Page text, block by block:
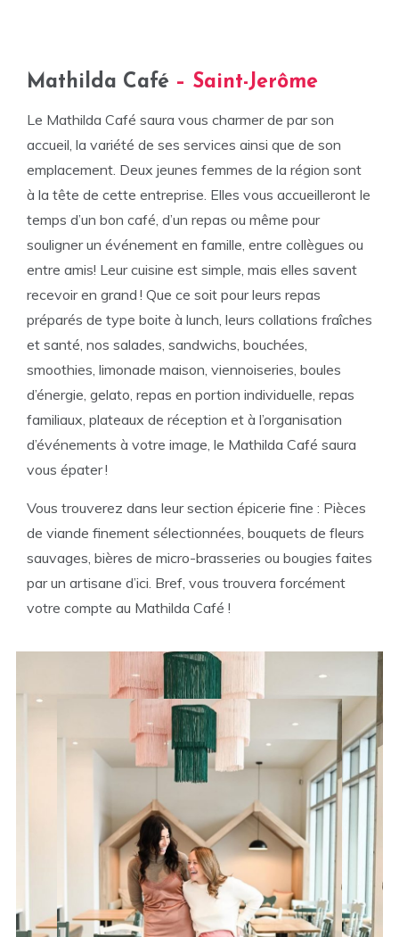
Mathilda Café – Saint-Jerôme
Le Mathilda Café saura vous charmer de par son
accueil, la variété de ses services ainsi que de son
emplacement. Deux jeunes femmes de la région sont
à la tête de cette entreprise. Elles vous accueilleront le
temps d’un bon café, d’un repas ou même pour
souligner un événement en famille, entre collègues ou
entre amis! Leur cuisine est simple, mais elles savent
recevoir en grand ! Que ce soit pour leurs repas
préparés de type boite à lunch, leurs collations fraîches
et santé, nos salades, sandwichs, bouchées,
smoothies, limonade maison, viennoiseries, boules
d’énergie, gelato, repas en portion individuelle, repas
familiaux, plateaux de réception et à l’organisation
d’événements à votre image, le Mathilda Café saura
vous épater !
Vous trouverez dans leur section épicerie fine : Pièces
de viande finement sélectionnées, bouquets de fleurs
sauvages, bières de micro-brasseries ou bougies faites
par un artisane d’ici. Bref, vous trouvera forcément
votre compte au Mathilda Café !